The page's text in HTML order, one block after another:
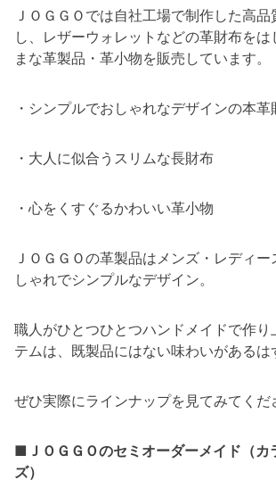
ＪＯＧＧＯでは自社工場で制作した高
し、レザーウォレットなどの革財布を
まな革製品・革小物を販売しています。
・シンプルでおしゃれなデザインの本革
・大人に似合うスリムな長財布
・心をくすぐるかわいい革小物
ＪＯＧＧＯの革製品はメンズ・レディ
しゃれでシンプルなデザイン。
職人がひとつひとつハンドメイドで作り
テムは、既製品にはない味わいがあるは
ぜひ実際にラインナップを見てみてくだ
■ＪＯＧＧＯのセミオーダーメイド（カ
ズ）